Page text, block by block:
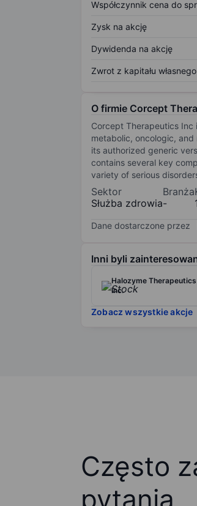
Współczynnik cena do
Zysk na akcję
Dywidenda na akcję
Zwrot z kapitału własnego
O firmie Corcept
Corcept Therapeutics
metabolic, oncologic,
its authorized generic
contains several key
variety of serious
Sektor
Służba zdrowia
Branża
-
Dane dostarczone przez
Inni byli
Halozyme Therapeutics
Inc.
Zobacz wszystkie akcje
Często